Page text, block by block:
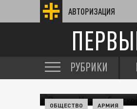
АВТОРИЗАЦИЯ
РУБРИКИ
ОБЩЕСТВО АРМИЯ